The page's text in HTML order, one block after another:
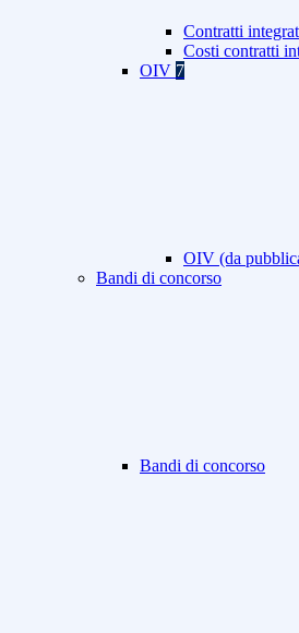
Contratti
Costi contratti
OIV 7
OIV (da
Bandi di concorso
Bandi di concorso